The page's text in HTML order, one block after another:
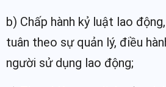
b) Chấp hành kỷ luật lao
tuân theo sự quản lý, điều
người sử dụng lao động;